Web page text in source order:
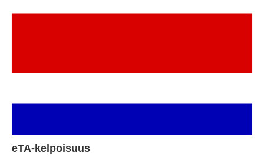
eTA-kelpoisuus